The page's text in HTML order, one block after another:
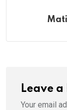
Leave a
Your email